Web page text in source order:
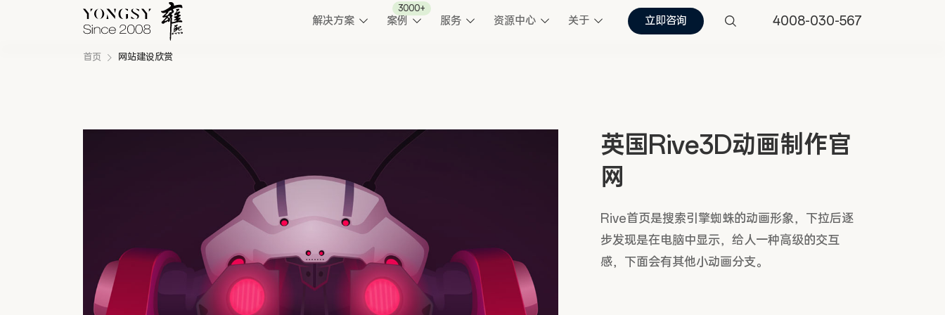
解决方案 案例
3000+
服务 资源中心 关于 立即咨询 4008-030-567
首页 网站建设欣赏
英国Rive3D动画制作官
网
Rive首页是搜索引擎蜘蛛的动画形象，下拉后逐
步发现是在电脑中显示，给人一种高级的交互
感，下面会有其他小动画分支。